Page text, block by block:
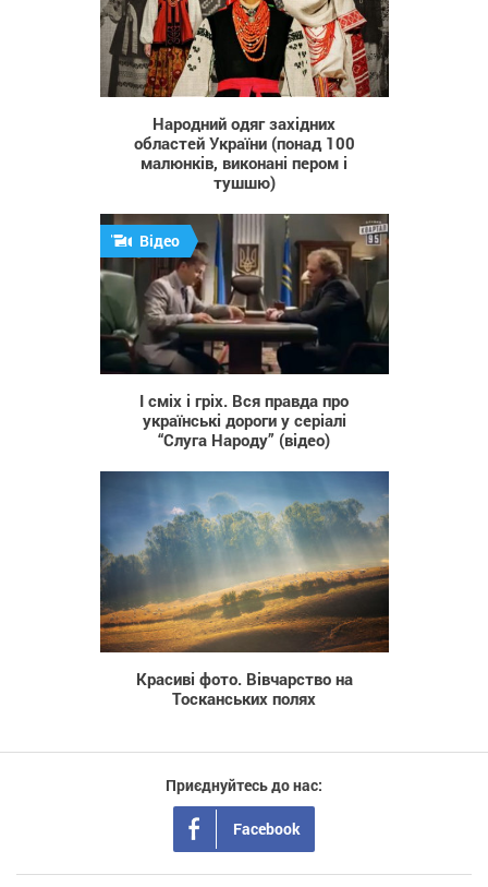
753
Народний одяг західних
областей України (понад 100
малюнків, виконані пером і
тушшю)
918
Відео
І сміх і гріх. Вся правда про
українські дороги у серіалі
“Слуга Народу” (відео)
785
Красиві фото. Вівчарство на
Тосканських полях
Приєднуйтесь до нас:
Facebook